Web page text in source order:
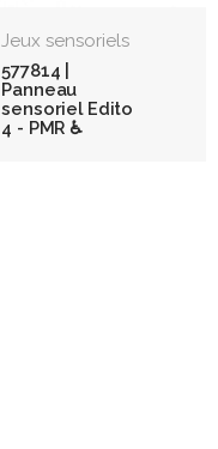
Jeux sensoriels
577814 |
Panneau
sensoriel Edito
4 - PMR ♿